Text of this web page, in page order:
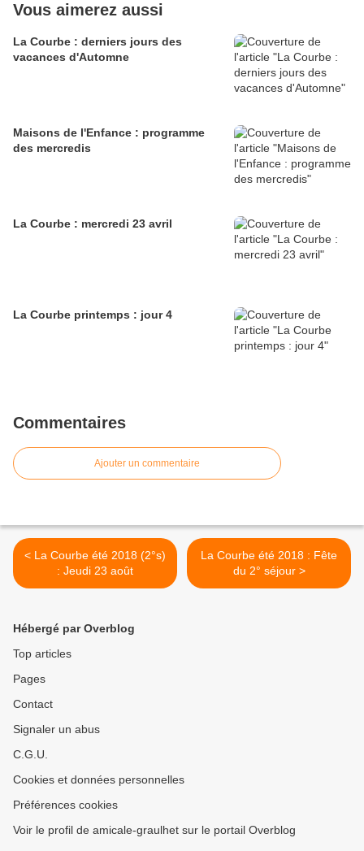
Vous aimerez aussi
La Courbe : derniers jours des
vacances d'Automne
Maisons de l'Enfance : programme
des mercredis
La Courbe : mercredi 23 avril
La Courbe printemps : jour 4
Commentaires
Ajouter un commentaire
< La Courbe été 2018 (2°s)
: Jeudi 23 août
La Courbe été 2018 : Fête
du 2° séjour >
Hébergé par Overblog
Top articles
Pages
Contact
Signaler un abus
C.G.U.
Cookies et données personnelles
Préférences cookies
Voir le profil de amicale-graulhet sur le portail Overblog